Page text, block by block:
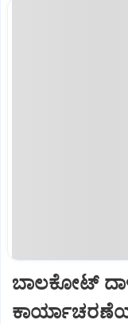
ಬಾಲಕೋಟ್‌